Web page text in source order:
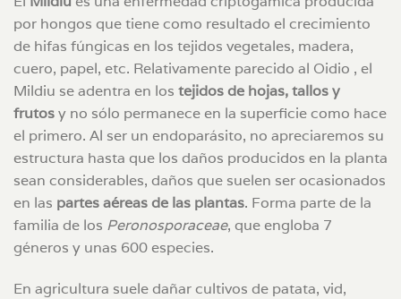
por hongos que tiene como resultado el crecimiento
de hifas fúngicas en los tejidos vegetales, madera,
cuero, papel, etc. Relativamente parecido al Oidio , el
Mildiu se adentra en los tejidos de hojas, tallos y
frutosy no sólo permanece en la superficie como hace
el primero. Al ser un endoparásito, no apreciaremos su
estructura hasta que los daños producidos en la planta
sean considerables, daños que suelen ser ocasionados
en las partes aéreas de las plantas. Forma parte de la
familia de los Peronosporaceae, que engloba 7
géneros y unas 600 especies.
En agricultura suele dañar cultivos de patata, vid,